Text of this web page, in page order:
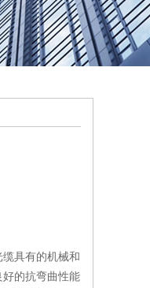
具有的机械和
的抗弯曲性能